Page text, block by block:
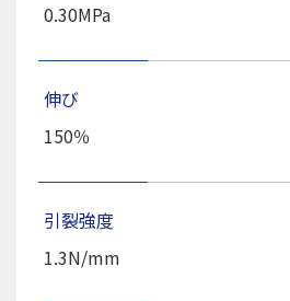
0.30MPa
伸び
150％
引裂強度
1.3N/mm